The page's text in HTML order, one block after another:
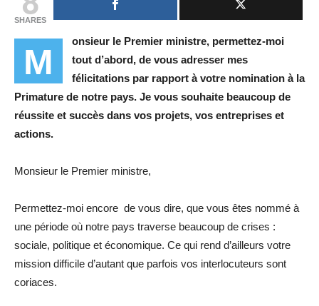
SHARES
M
onsieur le Premier ministre, permettez-moi
tout d’abord, de vous adresser mes
félicitations par rapport à votre nomination à la
Primature de notre pays. Je vous souhaite beaucoup de
réussite et succès dans vos projets, vos entreprises et
actions.
Monsieur le Premier ministre,
Permettez-moi encore de vous dire, que vous êtes nommé à
une période où notre pays traverse beaucoup de crises :
sociale, politique et économique. Ce qui rend d’ailleurs votre
mission difficile d’autant que parfois vos interlocuteurs sont
coriaces.